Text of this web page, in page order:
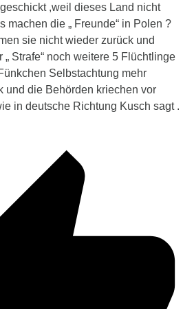
,weil dieses Land nicht
machen die „ Freunde“ in Polen ?
sie nicht wieder zurück und
Strafe“ noch weitere 5 Flüchtlinge
Selbstachtung mehr
und die Behörden kriechen vor
in deutsche Richtung Kusch sagt .